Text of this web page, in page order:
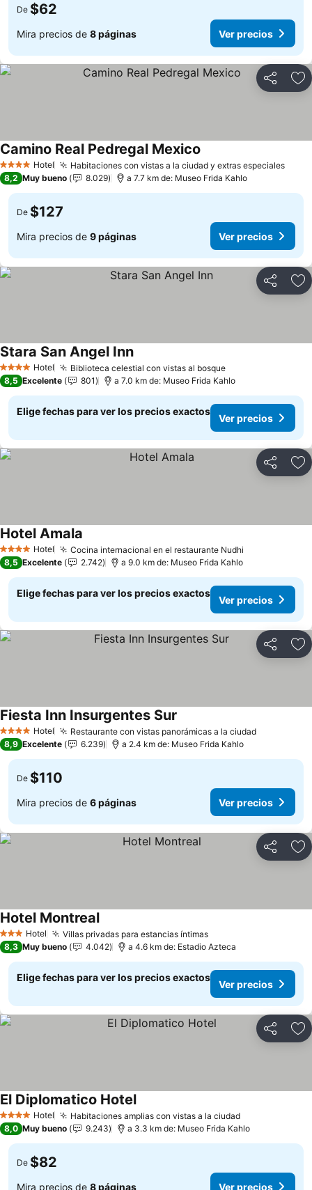
De $62
Mira precios de 8 páginas Ver precios
Compartir
4 EstrellasHotel Habitaciones con vistas a la ciudad y extras especialesVer
Camino Real Pedregal Mexico
8,2 Muy bueno 8.029 a 7.7 km de: Museo Frida Kahlo
De $127
Mira precios de 9 páginas Ver precios
Compartir
4 EstrellasHotel Biblioteca celestial con vistas al bosqueVer precios
Stara San Angel InnVer precios
8,5 Excelente 801 a 7.0 km de: Museo Frida Kahlo
Elige fechas para ver los precios exactos
Ver precios
Compartir
4 EstrellasHotel Cocina internacional en el restaurante Nudhi
Hotel Amala
8,5 Excelente 2.742 a 9.0 km de: Museo Frida Kahlo
Elige fechas para ver los precios exactos
Ver precios
Compartir
4 EstrellasHotel Restaurante con vistas panorámicas a la ciudadVer
Fiesta Inn Insurgentes Sur
8,9 Excelente 6.239 a 2.4 km de: Museo Frida Kahlo
De $110
Mira precios de 6 páginas Ver precios
Compartir
3 Estrellas
Hotel Villas privadas para estancias íntimasVer precios
Hotel MontrealVer precios
8,3 Muy bueno 4.042 a 4.6 km de: Estadio Azteca
Elige fechas para ver los precios exactos
Ver precios
Compartir
4 EstrellasHotel Habitaciones amplias con vistas a la ciudadVer precios
El Diplomatico HotelVer precios
8,0 Muy bueno 9.243 a 3.3 km de: Museo Frida Kahlo
De $82
Mira precios de 8 páginas Ver precios